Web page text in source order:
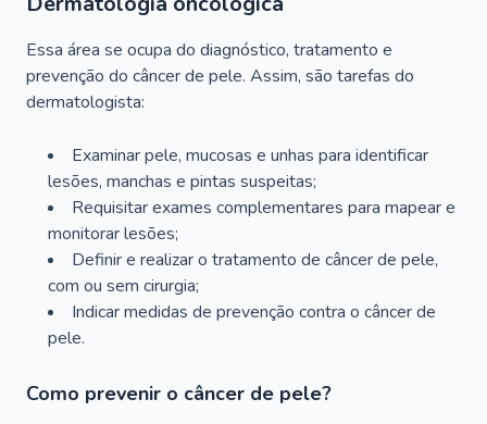
Essa área se ocupa do diagnóstico, tratamento e
prevenção do câncer de pele. Assim, são tarefas do
dermatologista:
Examinar pele, mucosas e unhas para identificar
lesões, manchas e pintas suspeitas;
Requisitar exames complementares para mapear e
monitorar lesões;
Definir e realizar o tratamento de câncer de pele,
com ou sem cirurgia;
Indicar medidas de prevenção contra o câncer de
pele.
Como prevenir o câncer de pele?